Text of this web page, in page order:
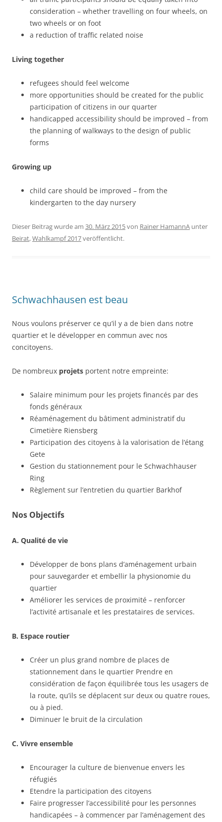
consideration – whether travelling on four wheels, on
two wheels or on foot
a reduction of traffic related noise
Living together
refugees should feel welcome
more opportunities should be created for the public
participation of citizens in our quarter
handicapped accessibility should be improved – from
the planning of walkways to the design of public
forms
Growing up
child care should be improved – from the
kindergarten to the day nursery
Dieser Beitrag wurde am 30. März 2015von Rainer HamannA unter
Beirat,Wahlkampf 2017veröffentlicht.
Schwachhausen est beau
Nous voulons préserver ce qu’il y a de bien dans notre
quartier et le développer en commun avec nos
concitoyens.
De nombreux projets portent notre empreinte:
Salaire minimum pour les projets financés par des
fonds généraux
Réaménagement du bâtiment administratif du
Cimetière Riensberg
Participation des citoyens à la valorisation de l’étang
Gete
Gestion du stationnement pour le Schwachhauser
Ring
Règlement sur l’entretien du quartier Barkhof
Nos Objectifs
A. Qualité de vie
Développer de bons plans d’aménagement urbain
pour sauvegarder et embellir la physionomie du
quartier
Améliorer les services de proximité – renforcer
l’activité artisanale et les prestataires de services.
B. Espace routier
Créer un plus grand nombre de places de
stationnement dans le quartier Prendre en
considération de façon équilibrée tous les usagers de
la route, qu’ils se déplacent sur deux ou quatre roues,
ou à pied.
Diminuer le bruit de la circulation
C. Vivre ensemble
Encourager la culture de bienvenue envers les
réfugiés
Etendre la participation des citoyens
Faire progresser l’accessibilité pour les personnes
handicapées – à commencer par l’aménagement des